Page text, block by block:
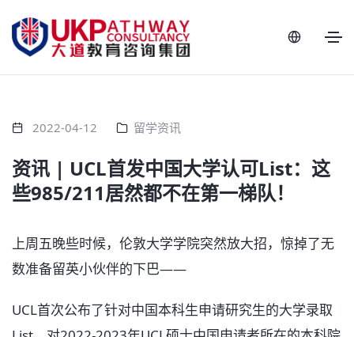
2022-04-12 留学资讯
资讯 | UCL首发中国大学认可List：这
些985/211居然都不在第一梯队！
上周五晚些时候，伦敦大学学院突然放大招，惊掉了无
数准备留英小伙伴的下巴——
UCL首次公布了针对中国本科生申请研究生的大学录取